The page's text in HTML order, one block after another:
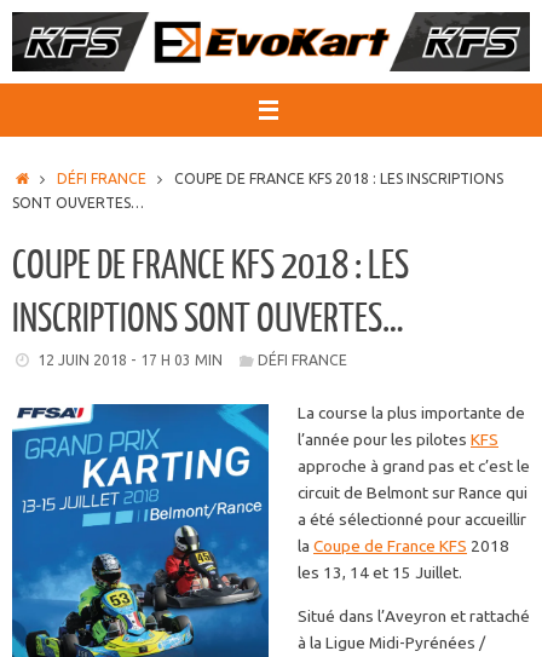
Passer
au
ACCUEIL
DÉFI FRANCE
COUPE DE FRANCE KFS 2018 : LES INSCRIPTIONS
SONT OUVERTES…
COUPE DE FRANCE KFS 2018 : LES
INSCRIPTIONS SONT OUVERTES…
12 JUIN 2018 - 17 H 03 MIN DÉFI FRANCE
La course la plus importante de
l’année pour les pilotes KFS
approche à grand pas et c’est le
circuit de Belmont sur Rance qui
a été sélectionné pour accueillir
la Coupe de France KFS 2018
les 13, 14 et 15 Juillet.
Situé dans l’Aveyron et rattaché
à la Ligue Midi-Pyrénées /